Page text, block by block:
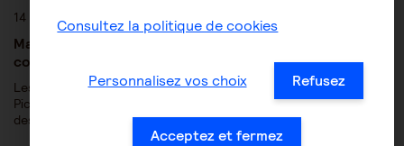
14 janvier 2015
Maladie de Pick et autres démences fronto-temporales :
comprendre pour mieux aider
Les démences fronto-temporales - DFT -, dont la maladie de
Pick, sont peu connues du public. Elles représentent 5 à 15 %
des démences et sont la…
Consultez la politique de cookies
Personnalisez vos choix Refusez
Acceptez et fermez